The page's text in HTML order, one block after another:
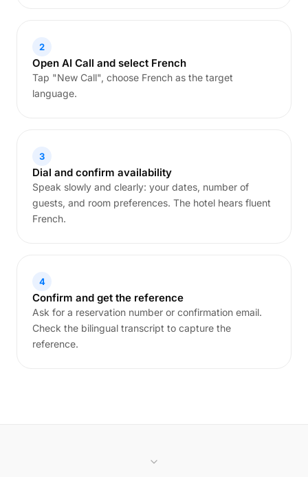
2
Open AI Call and select French
Tap "New Call", choose French as the target
language.
3
Dial and confirm availability
Speak slowly and clearly: your dates, number of
guests, and room preferences. The hotel hears fluent
French.
4
Confirm and get the reference
Ask for a reservation number or confirmation email.
Check the bilingual transcript to capture the
reference.